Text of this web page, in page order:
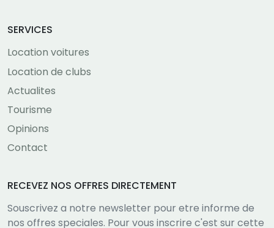
SERVICES
Location voitures
Location de clubs
Actualites
Tourisme
Opinions
Contact
RECEVEZ NOS OFFRES DIRECTEMENT
Souscrivez a notre newsletter pour etre informe de
nos offres speciales. Pour vous inscrire c'est sur cette